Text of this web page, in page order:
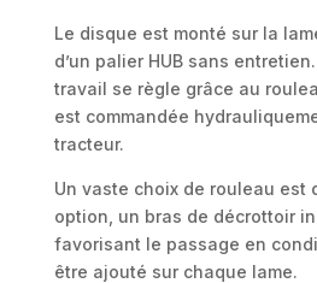
Le disque est monté sur la
d’un palier HUB sans
travail se règle grâce au
est commandée
tracteur.
Un vaste choix de rouleau est
option, un bras de décrottoir
favorisant le passage en
être ajouté sur chaque lame.